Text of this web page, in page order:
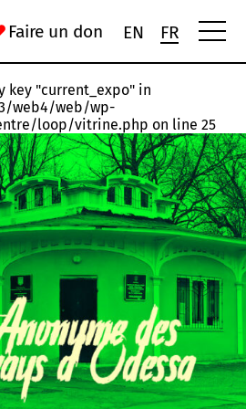
Faire un don EN FR
#16 #15
Morceau d’arbre mort ou
key "current_expo" in
web4/web/wp-
loop/vitrine.php on line 25